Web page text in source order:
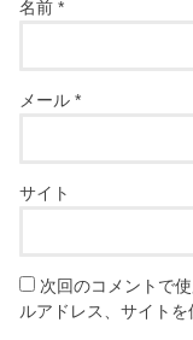
名前*
メール*
サイト
次回のコメントで
ルアドレス、サイトを